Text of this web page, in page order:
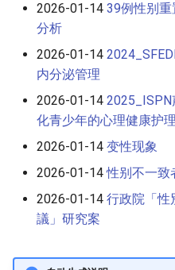
2026-01-14 39例性别重
分析
2026-01-14
内分泌管理
2026-01-14
化青少年的心理健康护理
2026-01-14 变性现象
2026-01-14性别不一致
2026-01-14 行政院「性
議」研究案